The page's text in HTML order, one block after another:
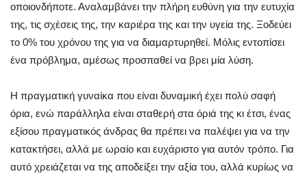
οποιονδήποτε. Αναλαμβάνει την πλήρη ευθύνη για την ευτυχία
της, τις σχέσεις της, την καριέρα της και την υγεία της. Ξοδεύει
το 0% του χρόνου της για να διαμαρτυρηθεί. Μόλις εντοπίσει
ένα πρόβλημα, αμέσως προσπαθεί να βρει μία λύση.
Η πραγματική γυναίκα που είναι δυναμική έχει πολύ σαφή
όρια, ενώ παράλληλα είναι σταθερή στα όριά της κι έτσι, ένας
εξίσου πραγματικός άνδρας θα πρέπει να παλέψει για να την
κατακτήσει, αλλά με ωραίο και ευχάριστο για αυτόν τρόπο. Για
αυτό χρειάζεται να της αποδείξει την αξία του, αλλά κυρίως να